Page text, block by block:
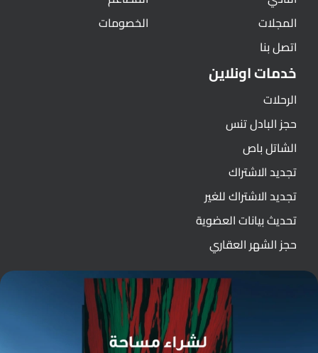
المجلات
اتصل بنا
الخصومات
خدمات اونلاين
الرحلات
حجز البادل تنس
الشاتل باص
تجديد الاشتراك
تجديد الاشتراك للغير
تحديث بيانات العضوية
حجز الشهر العقاري